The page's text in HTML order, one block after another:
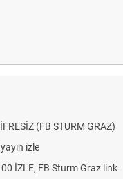
(FB STURM GRAZ)
izle
İZLE, FB Sturm Graz link